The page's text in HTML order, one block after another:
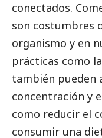
conectados.
son costumbres
organismo y en
prácticas como
también pueden
concentración y
como reducir el
consumir una